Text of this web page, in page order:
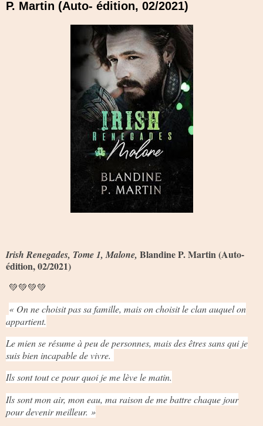
P. Martin (Auto- édition, 02/2021)
Irish Renegades, Tome 1, Malone, Blandine P. Martin (Auto-
édition, 02/2021)
💚💚💚💚
« On ne choisit pas sa famille, mais on choisit le clan auquel on
appartient.
Le mien se résume à peu de personnes, mais des êtres sans qui je
suis bien incapable de vivre.
Ils sont tout ce pour quoi je me lève le matin.
Ils sont mon air, mon eau, ma raison de me battre chaque jour
pour devenir meilleur. »